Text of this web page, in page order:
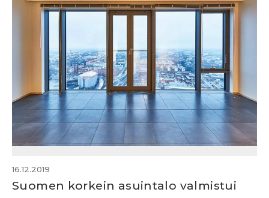
16.12.2019
Suomen korkein asuintalo valmistui